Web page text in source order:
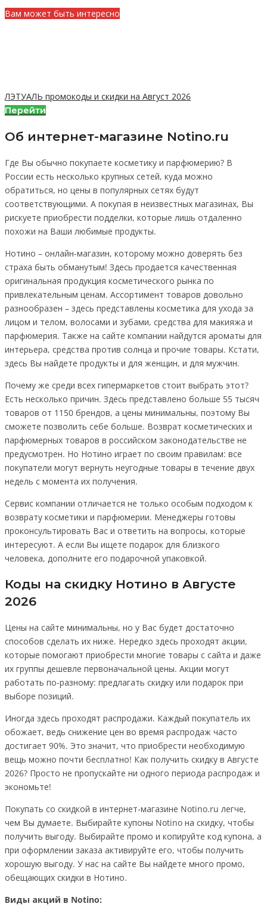
Вам может быть интересно
ЛЭТУАЛЬ промокоды и скидки на Август 2026
Перейти
Об интернет-магазине Notino.ru
Где Вы обычно покупаете косметику и парфюмерию? В
России есть несколько крупных сетей, куда можно
обратиться, но цены в популярных сетях будут
соответствующими. А покупая в неизвестных магазинах, Вы
рискуете приобрести подделки, которые лишь отдаленно
похожи на Ваши любимые продукты.
Нотино – онлайн-магазин, которому можно доверять без
страха быть обманутым! Здесь продается качественная
оригинальная продукция косметического рынка по
привлекательным ценам. Ассортимент товаров довольно
разнообразен – здесь представлены косметика для ухода за
лицом и телом, волосами и зубами, средства для макияжа и
парфюмерия. Также на сайте компании найдутся ароматы для
интерьера, средства против солнца и прочие товары. Кстати,
здесь Вы найдете продукты и для женщин, и для мужчин.
Почему же среди всех гипермаркетов стоит выбрать этот?
Есть несколько причин. Здесь представлено больше 55 тысяч
товаров от 1150 брендов, а цены минимальны, поэтому Вы
сможете позволить себе больше. Возврат косметических и
парфюмерных товаров в российском законодательстве не
предусмотрен. Но Нотино играет по своим правилам: все
покупатели могут вернуть неугодные товары в течение двух
недель с момента их получения.
Сервис компании отличается не только особым подходом к
возврату косметики и парфюмерии. Менеджеры готовы
проконсультировать Вас и ответить на вопросы, которые
интересуют. А если Вы ищете подарок для близкого
человека, дополните его подарочной упаковкой.
Коды на скидку Нотино в Августе
2026
Цены на сайте минимальны, но у Вас будет достаточно
способов сделать их ниже. Нередко здесь проходят акции,
которые помогают приобрести многие товары с сайта и даже
их группы дешевле первоначальной цены. Акции могут
работать по-разному: предлагать скидку или подарок при
выборе позиций.
Иногда здесь проходят распродажи. Каждый покупатель их
обожает, ведь снижение цен во время распродаж часто
достигает 90%. Это значит, что приобрести необходимую
вещь можно почти бесплатно! Как получить скидку в Августе
2026? Просто не пропускайте ни одного периода распродаж и
экономьте!
Покупать со скидкой в интернет-магазине Notino.ru легче,
чем Вы думаете. Выбирайте купоны Notino на скидку, чтобы
получить выгоду. Выбирайте промо и копируйте код купона, а
при оформлении заказа активируйте его, чтобы получить
хорошую выгоду. У нас на сайте Вы найдете много промо,
обещающих скидки в Нотино.
Виды акций в Notino: